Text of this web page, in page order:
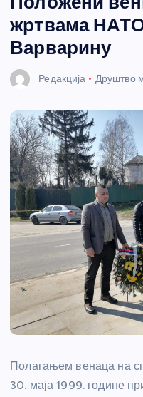
жртвама
Варварину
Редакција Друштво
Полагањем венаца на
30. маја 1999. године